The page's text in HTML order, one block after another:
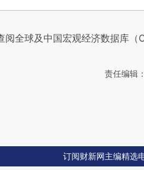
阅全球及中国宏观经济数据库（
责任编辑
订阅财新网主编精选